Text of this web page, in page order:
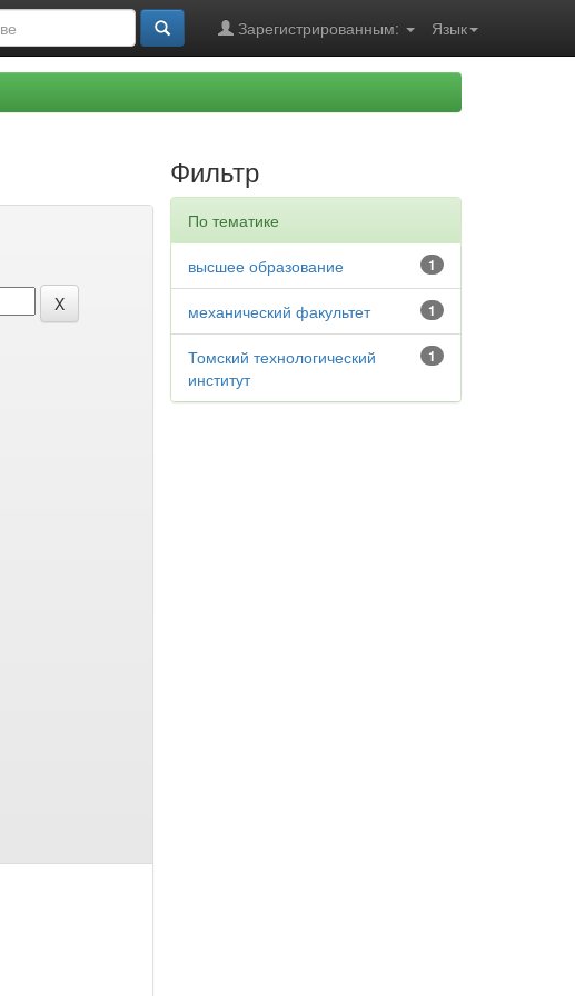
Язык
Зарегистрированным:
Фильтр
По тематике
1
высшее образование
1
механический факультет
1
Томский технологический
институт